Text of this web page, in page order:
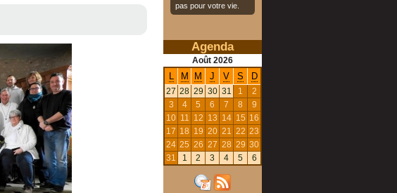
pas pour votre vie.
Agenda
Août 2026
M M J V S D
27 28 29 30 31 1
2
3
4 5 6 7 8
9
10 11 12 13 14 15 16
17 18 19 20 21 22 23
24 25 26 27 28 29 30
31
1 2 3 4 5 6